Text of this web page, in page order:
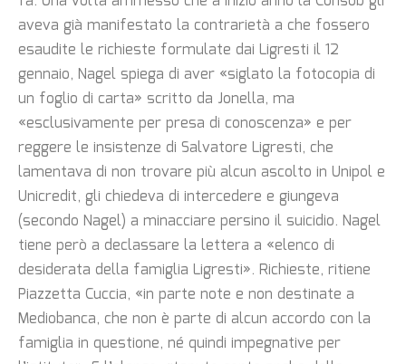
aveva già manifestato la contrarietà a che fossero
esaudite le richieste formulate dai Ligresti il 12
gennaio, Nagel spiega di aver «siglato la fotocopia di
un foglio di carta» scritto da Jonella, ma
«esclusivamente per presa di conoscenza» e per
reggere le insistenze di Salvatore Ligresti, che
lamentava di non trovare più alcun ascolto in Unipol e
Unicredit, gli chiedeva di intercedere e giungeva
(secondo Nagel) a minacciare persino il suicidio. Nagel
tiene però a declassare la lettera a «elenco di
desiderata della famiglia Ligresti». Richieste, ritiene
Piazzetta Cuccia, «in parte note e non destinate a
Mediobanca, che non è parte di alcun accordo con la
famiglia in questione, né quindi impegnative per